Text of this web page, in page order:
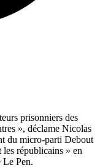
prisonniers des
», déclame Nicolas
du micro-parti Debout
les républicains » en
Le Pen.